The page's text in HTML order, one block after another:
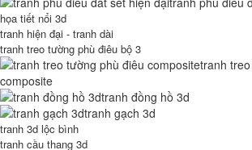
họa tiết nổi 3d
tranh hiện đại - tranh dài
tranh treo tường phù điêu bộ 3
tranh
composite
tranh đồng hồ 3d
tranh gạch 3d
tranh 3d lộc bình
tranh cầu thang 3d